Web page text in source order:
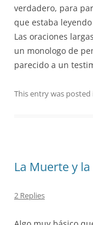
verdadero, para
que estaba
Las oraciones
un monologo de
parecido a un
This entry was posted
La Muerte y
2 Replies